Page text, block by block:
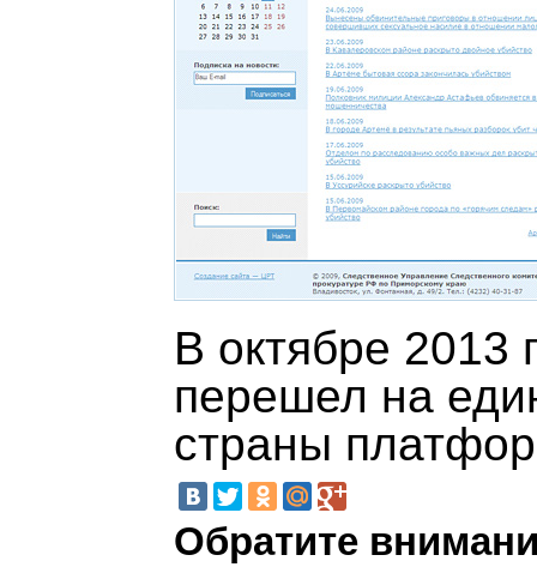
В октябре 2013
перешел на
страны
Обратите